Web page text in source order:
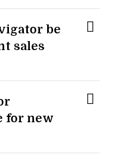
be
sales
for new